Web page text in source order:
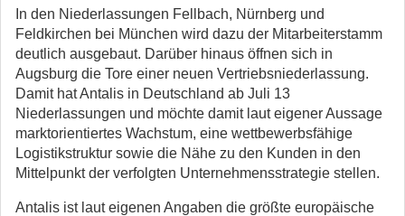
In den Niederlassungen Fellbach, Nürnberg und
Feldkirchen bei München wird dazu der Mitarbeiterstamm
deutlich ausgebaut. Darüber hinaus öffnen sich in
Augsburg die Tore einer neuen Vertriebsniederlassung.
Damit hat Antalis in Deutschland ab Juli 13
Niederlassungen und möchte damit laut eigener Aussage
marktorientiertes Wachstum, eine wettbewerbsfähige
Logistikstruktur sowie die Nähe zu den Kunden in den
Mittelpunkt der verfolgten Unternehmensstrategie stellen.
Antalis ist laut eigenen Angaben die größte europäische